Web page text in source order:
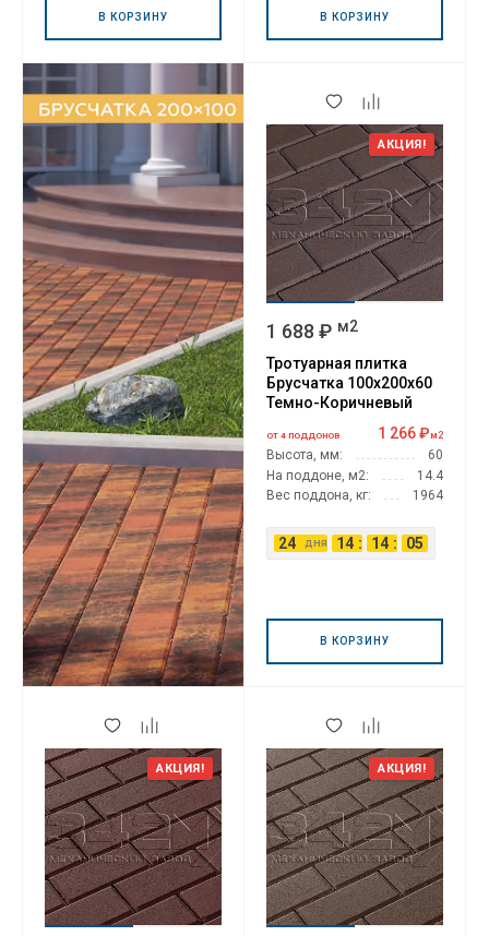
В КОРЗИНУ В КОРЗИНУ
АКЦИЯ!
1 688 ₽ м2
Тротуарная плитка
Брусчатка 100х200х60
Темно-Коричневый
ОТ 4 ПОДДОНОВ 1 266 ₽м2
Высота, мм:
60
На поддоне, м2:
14.4
Вес поддона, кг:
1964
24 дня 14 : 14 : 05
В КОРЗИНУ
АКЦИЯ! АКЦИЯ!